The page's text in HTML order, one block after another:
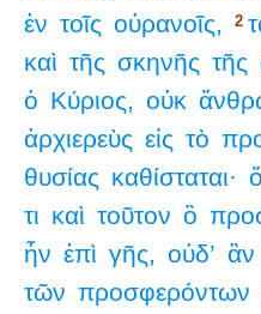
ἐν τοῖς οὐρανοῖς, 2
καὶ τῆς σκηνῆς τῆς
ὁ Κύριος, οὐκ
ἀρχιερεὺς εἰς τὸ
θυσίας καθίσταται·
τι καὶ τοῦτον ὃ
ἦν ἐπὶ γῆς, οὐδ’ ἂν
τῶν προσφερόντων